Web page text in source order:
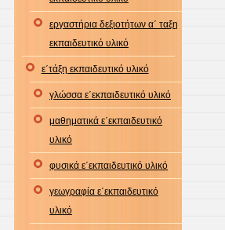
εργαστήρια δεξιοτήτων α΄ ταξη
εκπαιδευτικό υλικό
ε΄τάξη εκπαιδευτικό υλικό
γλώσσα ε΄εκπαιδευτικό υλικό
μαθηματικά ε΄εκπαιδευτικό
υλικό
φυσικά ε΄εκπαιδευτικό υλικό
γεωγραφία ε΄εκπαιδευτικό
υλικό